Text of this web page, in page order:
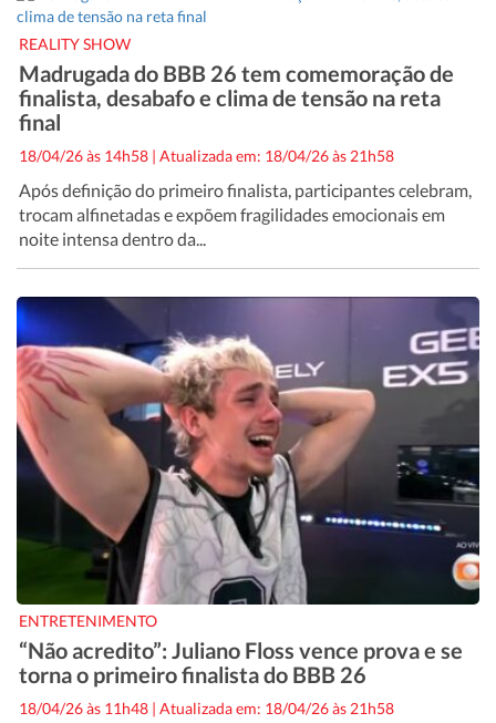
REALITY SHOW
Madrugada do BBB 26 tem comemoração de
finalista, desabafo e clima de tensão na reta
final
18/04/26 às 14h58 | Atualizada em: 18/04/26 às 21h58
Após definição do primeiro finalista, participantes celebram,
trocam alfinetadas e expõem fragilidades emocionais em
noite intensa dentro da...
ENTRETENIMENTO
“Não acredito”: Juliano Floss vence prova e se
torna o primeiro finalista do BBB 26
18/04/26 às 11h48 | Atualizada em: 18/04/26 às 21h58